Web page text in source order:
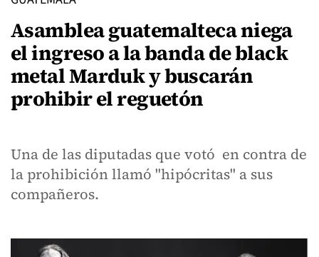
Asamblea guatemalteca niega
el ingreso a la banda de black
metal Marduk y buscarán
prohibir el reguetón
Una de las diputadas que votó en contra de
la prohibición llamó "hipócritas" a sus
compañeros.